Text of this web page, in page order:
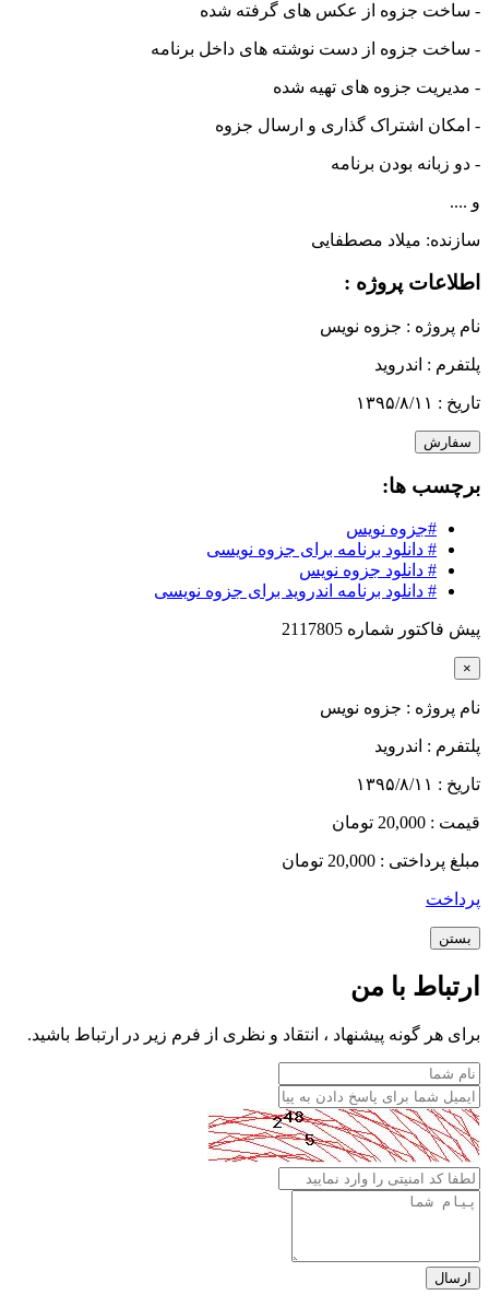
- ساخت جزوه از عکس های گرفته شده
- ساخت جزوه از دست نوشته های داخل برنامه
- مدیریت جزوه های تهیه شده
- امکان اشتراک گذاری و ارسال جزوه
- دو زبانه بودن برنامه
و ....
سازنده: میلاد مصطفایی
اطلاعات پروژه :
نام پروژه : جزوه نویس
پلتفرم : اندروید
تاریخ : ۱۳۹۵/۸/۱۱
سفارش
برچسب ها:
#جزوه نویس
# دانلود برنامه برای جزوه نویسی
# دانلود جزوه نویس
# دانلود برنامه اندروید برای جزوه نویسی
پیش فاکتور شماره 2117805
×
نام پروژه : جزوه نویس
پلتفرم : اندروید
تاریخ :
قیمت :
مبلغ پرداختی :
پرداخت
بستن
ارتباط با من
برای هر گونه پیشنهاد ، انتقاد و نظری از فرم زیر در ارتباط باشید.